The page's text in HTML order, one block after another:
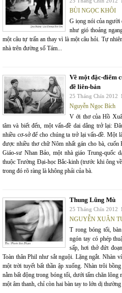
BÙI NGỌC KHÔI
G iọng nói của người
như gió thoảng
một câu tự trấn an thay vì là một câu hỏi. Tự
nhà trên đường số Tám...
Về một đặc-điểm
đề liên-bản
25 Tháng Chín 2012
Nguyễn Ngọc Bích
V ới thơ của Hồ
tâm và biết đến, một vấn-đề dai dẳng trở lại:
nhiều cơ-sở để cho chúng ta trở lại vấn-đề. Một
được nhiều thơ chữ Nôm nhất gán cho bà,
Giáo-sư Nhan Bảo, một nhà giáo Trung-quốc
thuộc Trường Đại-học Bắc-kinh (trước khi ông
trong đó rõ ràng là không phải của bà.
Thung Lũng Mù
25 Tháng Chín 2012
NGUYỄN XUÂN
T rong bóng tối,
ngón tay có phép
sấp, hơi thở đứt
Toàn thân Phil như sắt nguội. Lặng ngắt. Nhàn
một trời tuyết bất thần ập xuống. Nhàn trôi
nằm bất động trong bóng tối, dưới tấm chăn lông
một âm thanh, chỉ còn hai bàn tay to lớn dị